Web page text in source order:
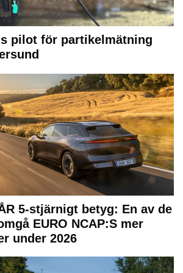
pilot för partikelmätning
5-stjärnigt betyg: En av de
EURO NCAP:S mer
under 2026